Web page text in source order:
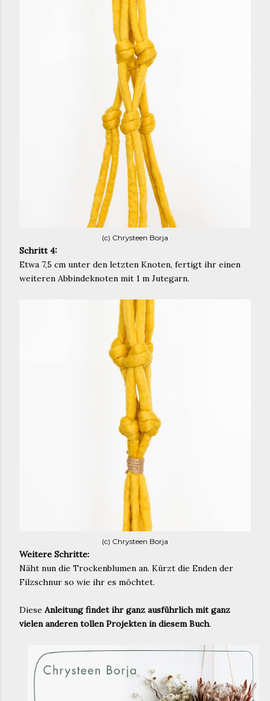
(c) Chrysteen Borja
Schritt 4:
Etwa 7,5 cm unter den letzten Knoten, fertigt ihr einen
weiteren Abbindeknoten mit 1 m Jutegarn.
(c) Chrysteen Borja
Weitere Schritte:
Näht nun die Trockenblumen an. Kürzt die Enden der
Filzschnur so wie ihr es möchtet.
Diese Anleitung findet ihr ganz ausführlich mit ganz
vielen anderen tollen Projekten in diesem Buch.